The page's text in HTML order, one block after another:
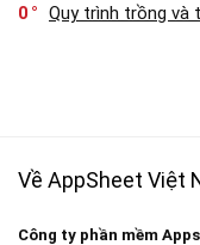
0 Quy trình trồng và
Về AppSheet Việt
Công ty phần mềm